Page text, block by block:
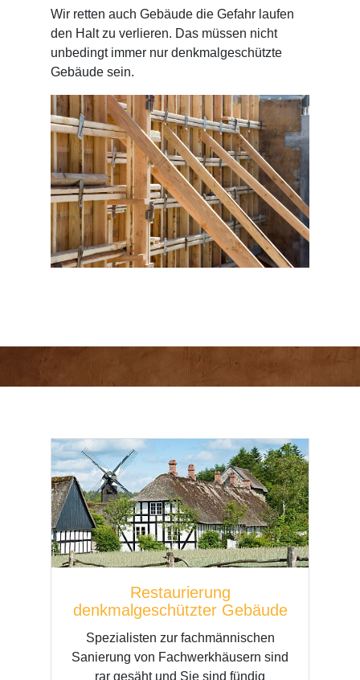
Wir retten auch Gebäude die Gefahr laufen
den Halt zu verlieren. Das müssen nicht
unbedingt immer nur denkmalgeschützte
Gebäude sein.
Restaurierung
denkmalgeschützter Gebäude
Spezialisten zur fachmännischen
Sanierung von Fachwerkhäusern sind
rar gesäht und Sie sind fündig